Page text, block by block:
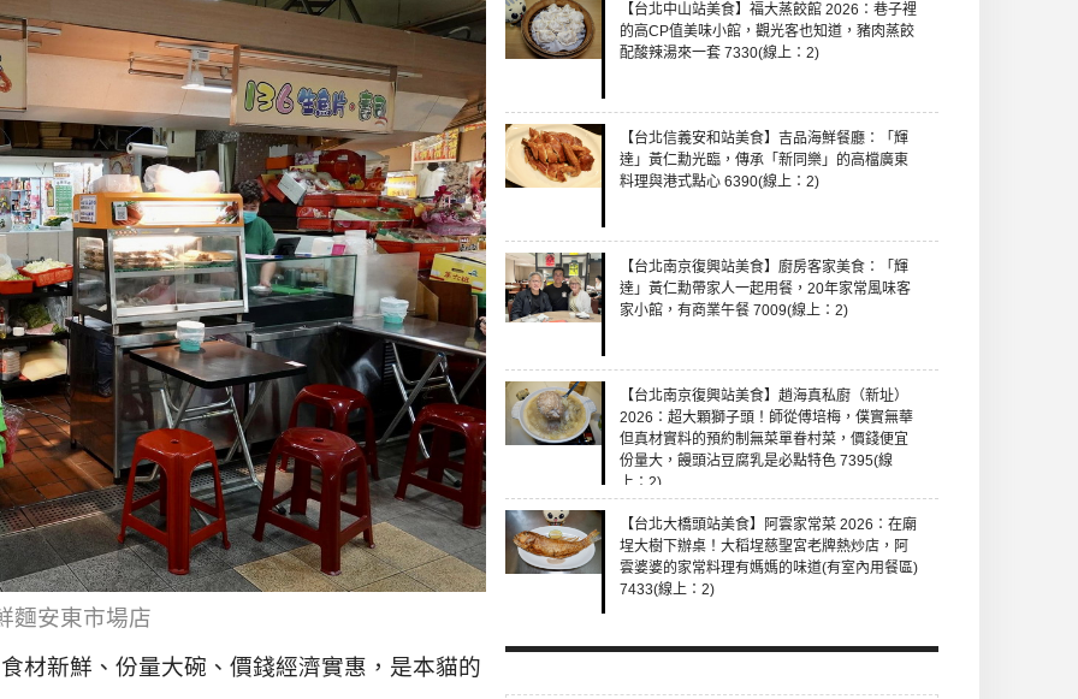
麵安東市場店
材新鮮、份量大碗、價錢經濟實惠，是本貓的
【台北中山站美食】福大蒸餃館 2026：巷子裡
的高CP值美味小館，觀光客也知道，豬肉蒸餃
配酸辣湯來一套 7330(線上：2)
【台北信義安和站美食】吉品海鮮餐廳：「輝
達」黃仁勳光臨，傳承「新同樂」的高檔廣東
料理與港式點心 6390(線上：2)
【台北南京復興站美食】廚房客家美食：「輝
達」黃仁勳帶家人一起用餐，20年家常風味客
家小館，有商業午餐 7009(線上：2)
【台北南京復興站美食】趙海真私廚（新址）
2026：超大顆獅子頭！師從傅培梅，僕實無華
但真材實料的預約制無菜單眷村菜，價錢便宜
份量大，饅頭沾豆腐乳是必點特色 7395(線
上：2)
【台北大橋頭站美食】阿雲家常菜 2026：在廟
埕大樹下辦桌！大稻埕慈聖宮老牌熱炒店，阿
雲婆婆的家常料理有媽媽的味道(有室內用餐區)
7433(線上：2)